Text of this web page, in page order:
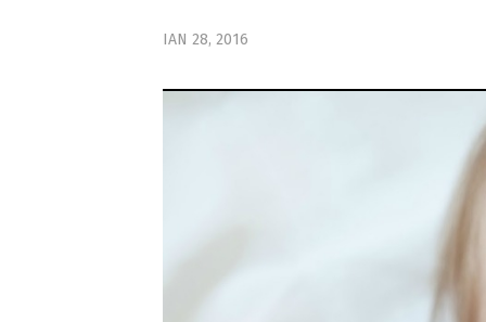
ΙΑΝ 28, 2016